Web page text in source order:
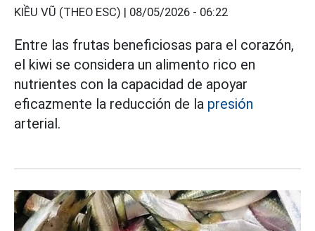
KIỀU VŨ (THEO ESC) | 08/05/2026 - 06:22
Entre las frutas beneficiosas para el corazón,
el kiwi se considera un alimento rico en
nutrientes con la capacidad de apoyar
eficazmente la reducción de la presión
arterial.